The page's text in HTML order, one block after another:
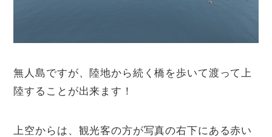
無人島ですが、陸地から続く橋を歩いて渡って上
陸することが出来ます！
上空からは、観光客の方が写真の右下にある赤い